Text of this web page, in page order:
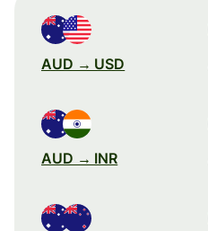
AUD → USD
AUD → INR